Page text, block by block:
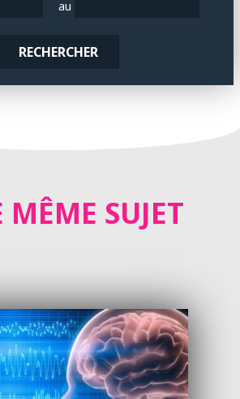
au
RECHERCHER
MÊME SUJET